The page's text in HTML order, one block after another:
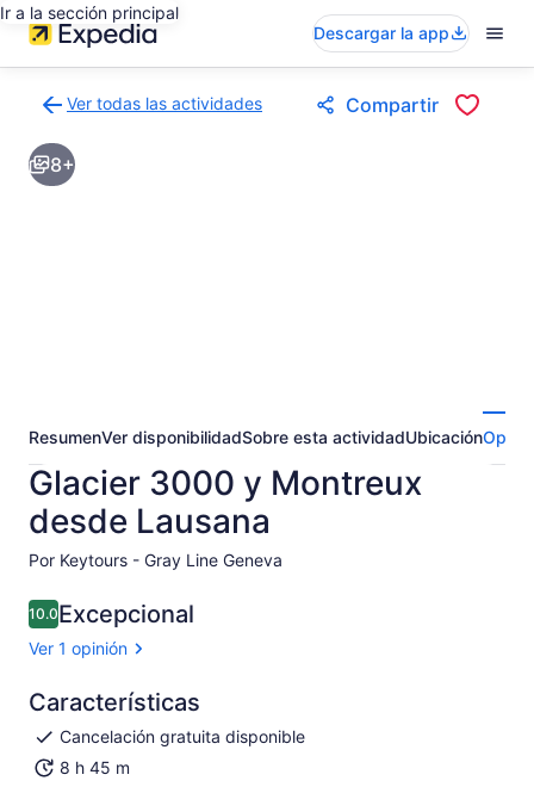
Ir a la sección principal
Descargar la app
Ver todas las actividades
a
la
página
Compartir
8+
ResumenVer disponibilidadSobre esta actividadUbicación
Glacier 3000 y Montreux
desde Lausana
Por Keytours - Gray Line Geneva
10.010.0 de 10
Excepcional
Ver 1 opinión
Características
Cancelación gratuita disponible
8 h 45 m